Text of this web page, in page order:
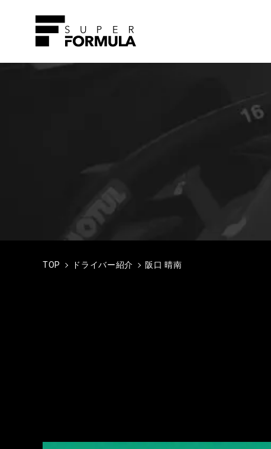
TOP ドライバー紹介 阪口 晴南